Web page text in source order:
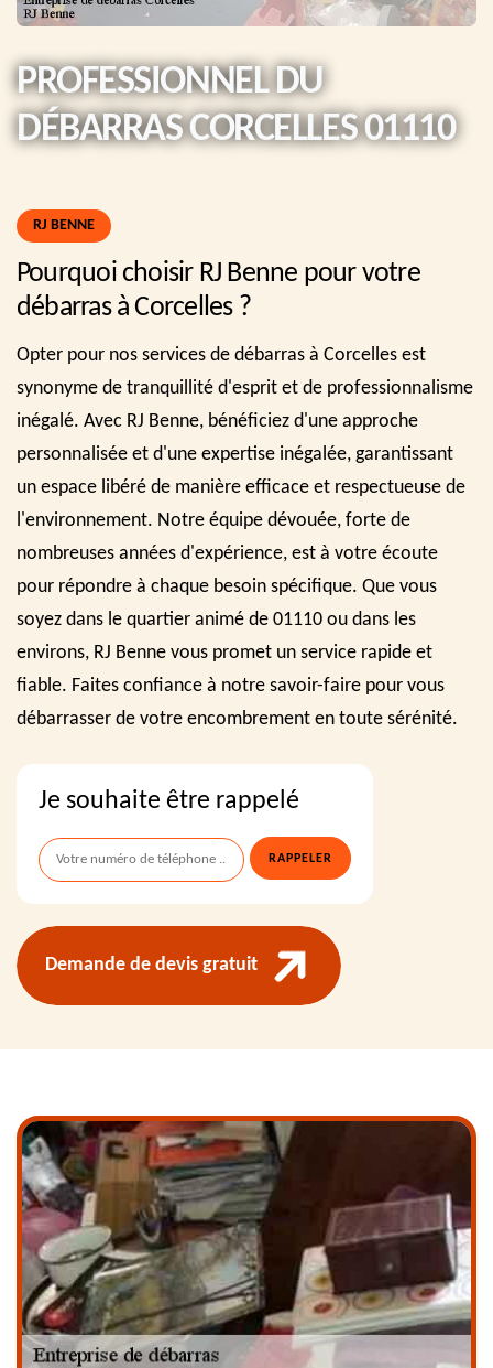
PROFESSIONNEL DU
DÉBARRAS CORCELLES 01110
RJ BENNE
Pourquoi choisir RJ Benne pour votre
débarras à Corcelles ?
Opter pour nos services de débarras à Corcelles est
synonyme de tranquillité d'esprit et de professionnalisme
inégalé. Avec RJ Benne, bénéficiez d'une approche
personnalisée et d'une expertise inégalée, garantissant
un espace libéré de manière efficace et respectueuse de
l'environnement. Notre équipe dévouée, forte de
nombreuses années d'expérience, est à votre écoute
pour répondre à chaque besoin spécifique. Que vous
soyez dans le quartier animé de 01110 ou dans les
environs, RJ Benne vous promet un service rapide et
fiable. Faites confiance à notre savoir-faire pour vous
débarrasser de votre encombrement en toute sérénité.
Je souhaite être rappelé
Demande de devis gratuit